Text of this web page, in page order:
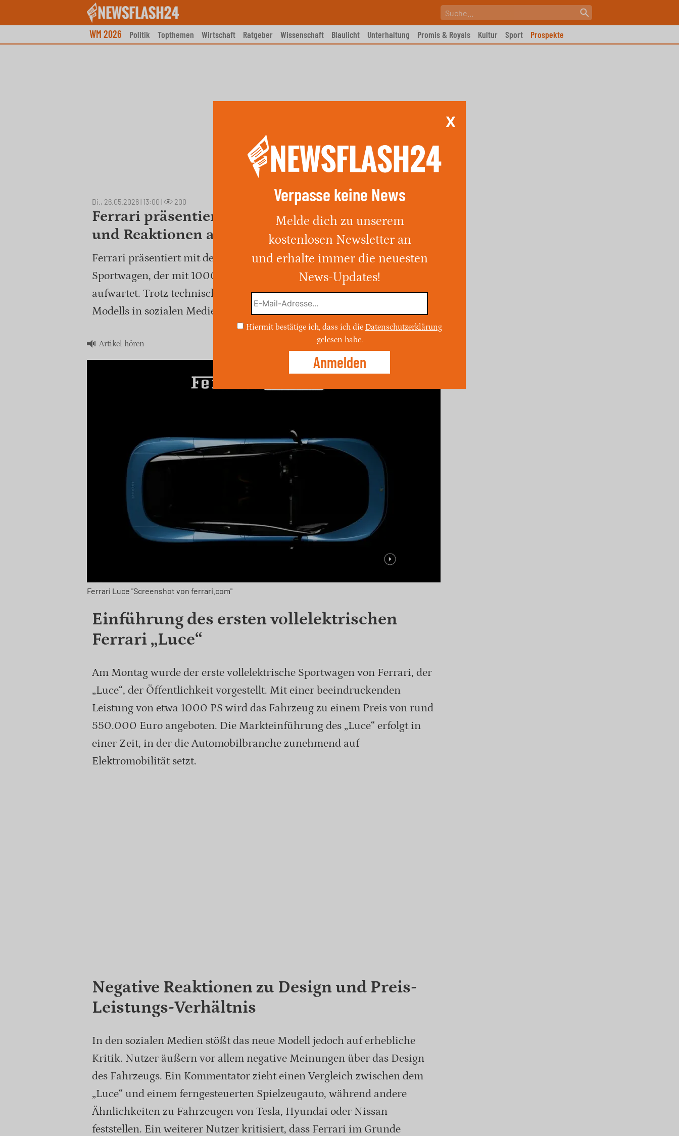
WM 2026 Politik Topthemen Wirtschaft Ratgeber Wissenschaft Blaulicht Unterhaltung Promis & Royals Kultur Sport Prospekte
Di., 26.05.2026 | 13:00 200
Ferrari präsentiert „Luce“: Online-Kommentare
und Reaktionen auf das Elektrofahrzeug
Ferrari präsentiert mit dem „Luce“ seinen ersten vollelektrischen
Sportwagen, der mit 1000 PS und einer Reichweite von 530 km
aufwartet. Trotz technischer Innovationen erfährt das Design des
Modells in sozialen Medien harsche Kritik.
Artikel hören
Ferrari Luce "Screenshot von ferrari.com"
Einführung des ersten vollelektrischen
Ferrari „Luce“
Am Montag wurde der erste vollelektrische Sportwagen von Ferrari, der
„Luce“, der Öffentlichkeit vorgestellt. Mit einer beeindruckenden
Leistung von etwa 1000 PS wird das Fahrzeug zu einem Preis von rund
550.000 Euro angeboten. Die Markteinführung des „Luce“ erfolgt in
einer Zeit, in der die Automobilbranche zunehmend auf
Elektromobilität setzt.
Negative Reaktionen zu Design und Preis-
Leistungs-Verhältnis
In den sozialen Medien stößt das neue Modell jedoch auf erhebliche
Kritik. Nutzer äußern vor allem negative Meinungen über das Design
des Fahrzeugs. Ein Kommentator zieht einen Vergleich zwischen dem
„Luce“ und einem ferngesteuerten Spielzeugauto, während andere
Ähnlichkeiten zu Fahrzeugen von Tesla, Hyundai oder Nissan
feststellen. Ein weiterer Nutzer kritisiert, dass Ferrari im Grunde
X
Verpasse keine News
Melde dich zu unserem
kostenlosen Newsletter an
und erhalte immer die neuesten
News-Updates!
Hiermit bestätige ich, dass ich die Datenschutzerklärung
gelesen habe.